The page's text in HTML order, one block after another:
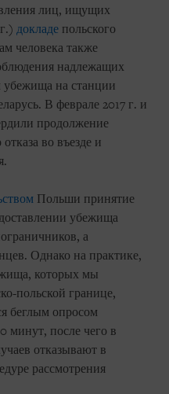
лиц, ищущих
докладе польского
человека также
надлежащих
на станции
В феврале 2017 г. и
продолжение
во въезде и
Польши принятие
убежища
а
Однако на практике,
которых мы
польской границе,
беглым опросом
минут, после чего в
отказывают в
рассмотрения